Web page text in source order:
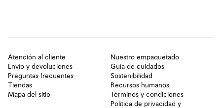
Atención al cliente
Envío y devoluciones
Preguntas frecuentes
Tiendas
Mapa del sitio
Nuestro empaquetado
Guía de cuidados
Sostenibilidad
Recursos humanos
Términos y condiciones
Política de privacidad y